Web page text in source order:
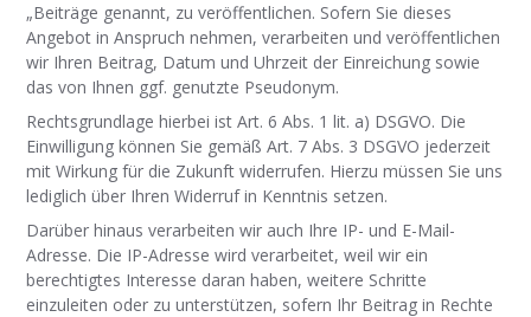
„Beiträge genannt, zu veröffentlichen. Sofern Sie dieses
Angebot in Anspruch nehmen, verarbeiten und veröffentlichen
wir Ihren Beitrag, Datum und Uhrzeit der Einreichung sowie
das von Ihnen ggf. genutzte Pseudonym.
Rechtsgrundlage hierbei ist Art. 6 Abs. 1 lit. a) DSGVO. Die
Einwilligung können Sie gemäß Art. 7 Abs. 3 DSGVO jederzeit
mit Wirkung für die Zukunft widerrufen. Hierzu müssen Sie uns
lediglich über Ihren Widerruf in Kenntnis setzen.
Darüber hinaus verarbeiten wir auch Ihre IP- und E-Mail-
Adresse. Die IP-Adresse wird verarbeitet, weil wir ein
berechtigtes Interesse daran haben, weitere Schritte
einzuleiten oder zu unterstützen, sofern Ihr Beitrag in Rechte